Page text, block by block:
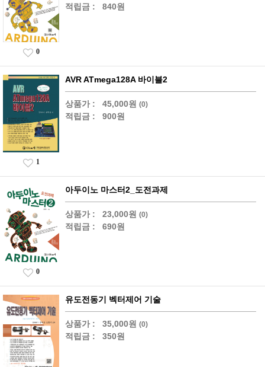
적립금 : 840원
0
AVR ATmega128A 바이블2
상품가 : 45,000원 (0)
적립금 : 900원
1
아두이노 마스터2_도전과제
상품가 : 23,000원 (0)
적립금 : 690원
0
유도전동기 벡터제어 기술
상품가 : 35,000원 (0)
적립금 : 350원